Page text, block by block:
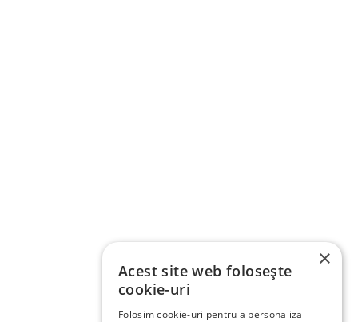
×
Acest site web folosește
cookie-uri
Folosim cookie-uri pentru a personaliza